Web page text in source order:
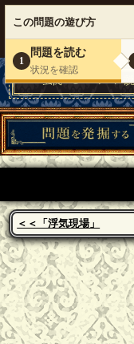
いらっしゃいませ。ゲスト
＜＜「浮気現場」
この問題の遊び方
1
問題を読む
状況を確認